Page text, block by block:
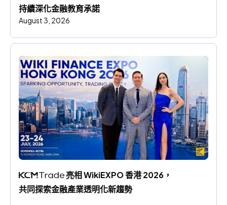
持續深化金融教育承諾
August 3, 2026
亮相 WikiEXPO 香港 2026，
共同探索金融產業透明化新趨勢